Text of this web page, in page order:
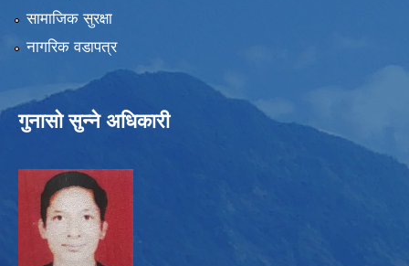
सामाजिक सुरक्षा
नागरिक वडापत्र
गुनासो सुन्ने अधिकारी